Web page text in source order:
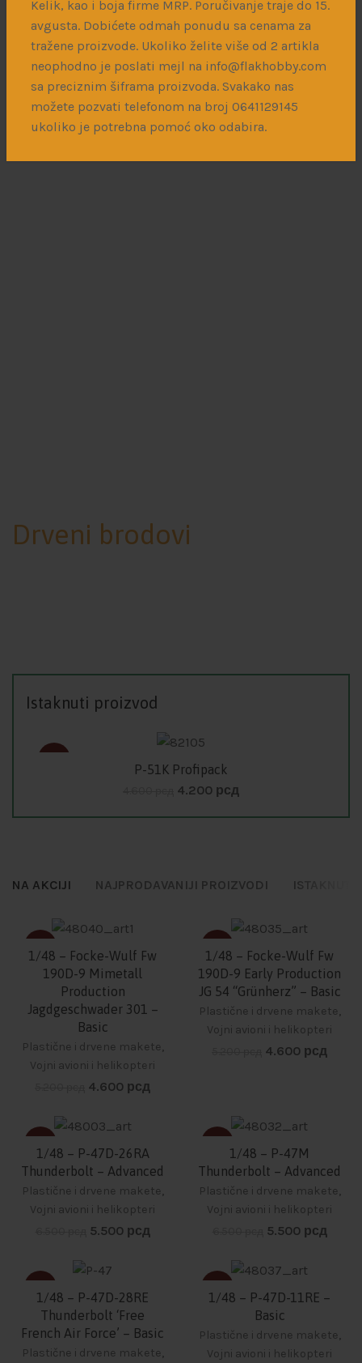
Kelik, kao i boja firme MRP. Poručivanje traje do 15.
avgusta. Dobićete odmah ponudu sa cenama za
tražene proizvode. Ukoliko želite više od 2 artikla
neophodno je poslati mejl na info@flakhobby.com
sa preciznim šiframa proizvoda. Svakako nas
možete pozvati telefonom na broj 0641129145
ukoliko je potrebna pomoć oko odabira.
J-22 Orao
Drveni brodovi
Istaknuti proizvod
Dodaj u korpu
P-51K Profipack
4.200 рсд
NA AKCIJI NAJPRODAVANIJI PROIZVODI ISTAKNUTO
-12%
1/48 – Focke-Wulf Fw
190D-9 Mimetall
Production
Jagdgeschwader 301 –
Basic
Plastične i drvene makete,
Vojni avioni i helikopteri
4.600 рсд
-12%
1/48 – Focke-Wulf Fw
190D-9 Early Production
JG 54 “Grünherz” – Basic
Plastične i drvene makete,
Vojni avioni i helikopteri
4.600 рсд
-15%
1/48 – P-47D-26RA
Thunderbolt – Advanced
Plastične i drvene makete,
Vojni avioni i helikopteri
5.500 рсд
1/48 – P-47M
Thunderbolt – Advanced
Plastične i drvene makete,
Vojni avioni i helikopteri
5.500 рсд
-16%
1/48 – P-47D-28RE
Thunderbolt ‘Free
French Air Force’ – Basic
Plastične i drvene makete,
-16%
1/48 – P-47D-11RE –
Basic
Plastične i drvene makete,
Vojni avioni i helikopteri